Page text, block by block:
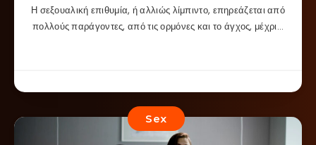
Η σεξουαλική επιθυμία, ή αλλιώς λίμπιντο, επηρεάζεται από
πολλούς παράγοντες, από τις ορμόνες και το άγχος, μέχρι…
Sex